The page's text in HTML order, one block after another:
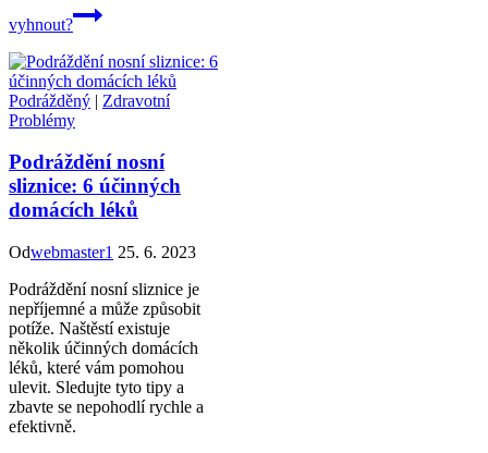
vyhnout?
Podrážděný | Zdravotní
Problémy
Podráždění nosní
sliznice: 6 účinných
domácích léků
Odwebmaster1 25. 6. 2023
Podráždění nosní sliznice je
nepříjemné a může způsobit
potíže. Naštěstí existuje
několik účinných domácích
léků, které vám pomohou
ulevit. Sledujte tyto tipy a
zbavte se nepohodlí rychle a
efektivně.